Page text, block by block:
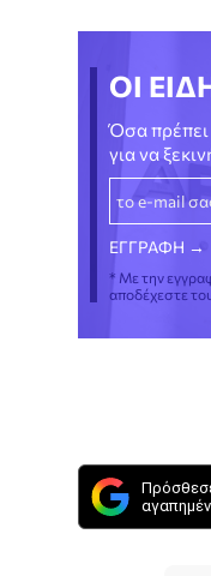
ΟΙ
Όσα πρέπει
για να
* Με την
αποδέχεστε